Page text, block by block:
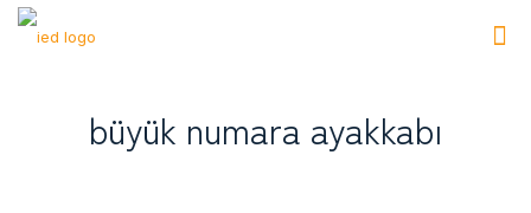
büyük numara ayakkabı